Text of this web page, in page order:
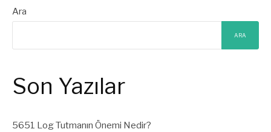
Ara
ARA
Son Yazılar
5651 Log Tutmanın Önemi Nedir?